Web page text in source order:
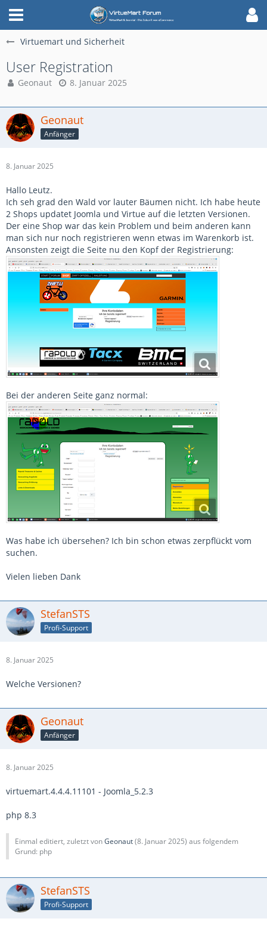
Virtuemart und Sicherheit
User Registration
Geonaut 8. Januar 2025
Geonaut
Anfänger
8. Januar 2025
Hallo Leutz.
Ich seh grad den Wald vor lauter Bäumen nicht. Ich habe heute
2 Shops updatet Joomla und Virtue auf die letzten Versionen.
Der eine Shop war das kein Problem und beim anderen kann
man sich nur noch registrieren wenn etwas im Warenkorb ist.
Ansonsten zeigt die Seite nu den Kopf der Registrierung:
Bei der anderen Seite ganz normal:
Was habe ich übersehen? Ich bin schon etwas zerpflückt vom
suchen.
Vielen lieben Dank
StefanSTS
Profi-Support
8. Januar 2025
Welche Versionen?
Geonaut
Anfänger
8. Januar 2025
virtuemart.4.4.4.11101 - Joomla_5.2.3
php 8.3
Einmal editiert, zuletzt vonGeonaut(8. Januar 2025) aus folgendem
Grund: php
StefanSTS
Profi-Support